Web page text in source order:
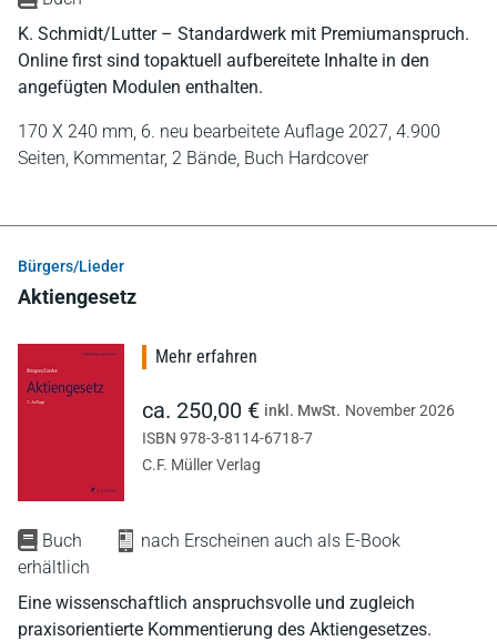
K. Schmidt/Lutter – Standardwerk mit Premiumanspruch.
Online first sind topaktuell aufbereitete Inhalte in den
angefügten Modulen enthalten.
170 X 240 mm, 6. neu bearbeitete Auflage 2027, 4.900
Seiten, Kommentar, 2 Bände, Buch Hardcover
Bürgers/Lieder
Aktiengesetz
Buch
nach Erscheinen auch als E-Book
erhältlich
Eine wissenschaftlich anspruchsvolle und zugleich
praxisorientierte Kommentierung des Aktiengesetzes.
Mehr erfahren
ca. 250,00 € inkl. MwSt. November 2026
ISBN 978-3-8114-6718-7
C.F. Müller Verlag